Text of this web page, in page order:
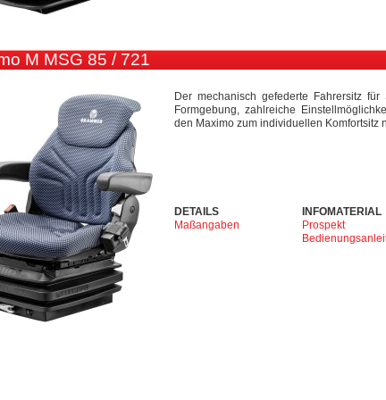
M MSG 85 / 721
Der mechanisch gefederte Fahrersitz
Formgebung, zahlreiche
den Maximo zum individuellen Komfortsitz
DETAILS
Maßangaben
INFOMATERIAL
Prospekt